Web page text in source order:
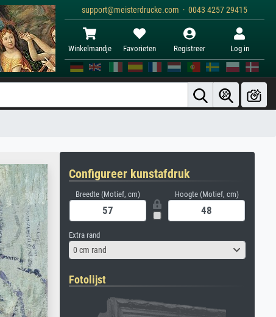
support@meisterdrucke.com · 0043 4257 29415
Winkelmandje Favorieten Registreer Log in
Configureer kunstafdruk
Breedte (Motief, cm) Hoogte (Motief, cm)
Extra rand
0 cm rand
Fotolijst